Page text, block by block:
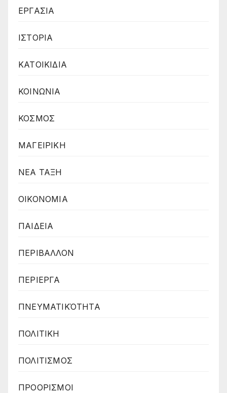
ΕΡΓΑΣΙΑ
ΙΣΤΟΡΙΑ
ΚΑΤΟΙΚΙΔΙΑ
ΚΟΙΝΩΝΙΑ
ΚΟΣΜΟΣ
ΜΑΓΕΙΡΙΚΗ
ΝΕΑ ΤΑΞΗ
ΟΙΚΟΝΟΜΙΑ
ΠΑΙΔΕΙΑ
ΠΕΡΙΒΑΛΛΟΝ
ΠΕΡΙΕΡΓΑ
ΠΝΕΥΜΑΤΙΚΌΤΗΤΑ
ΠΟΛΙΤΙΚΗ
ΠΟΛΙΤΙΣΜΟΣ
ΠΡΟΟΡΙΣΜΟΙ